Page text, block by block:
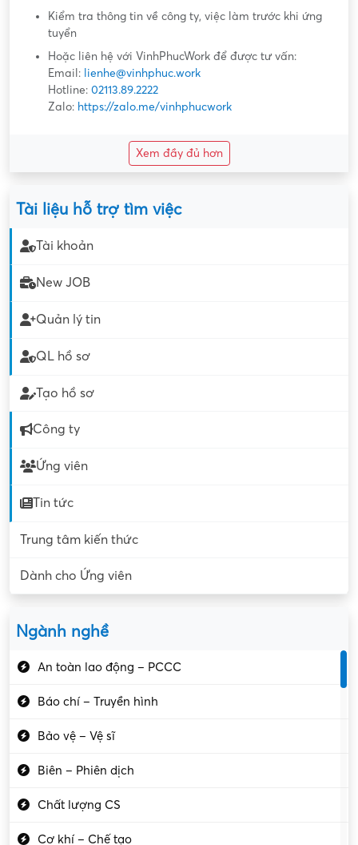
Kiểm tra thông tin về công ty, việc làm trước khi ứng
tuyển
Hoặc liên hệ với VinhPhucWork để được tư vấn:
Email: lienhe@vinhphuc.work
Hotline: 02113.89.2222
Zalo: https://zalo.me/vinhphucwork
Xem đầy đủ hơn
Tài liệu hỗ trợ tìm việc
Tài khoản
New JOB
Quản lý tin
QL hồ sơ
Tạo hồ sơ
Công ty
Ứng viên
Tin tức
Trung tâm kiến thức
Dành cho Ứng viên
Ngành nghề
An toàn lao động – PCCC
Báo chí – Truyền hình
Bảo vệ – Vệ sĩ
Biên – Phiên dịch
Chất lượng CS
Cơ khí – Chế tạo